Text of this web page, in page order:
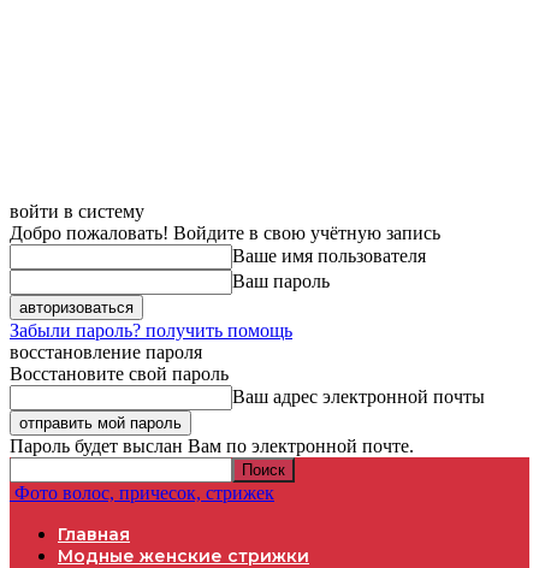
войти в систему
Добро пожаловать! Войдите в свою учётную запись
Ваше имя пользователя
Ваш пароль
Забыли пароль? получить помощь
восстановление пароля
Восстановите свой пароль
Ваш адрес электронной почты
Пароль будет выслан Вам по электронной почте.
Фото волос, причесок, стрижек
Главная
Модные женские стрижки